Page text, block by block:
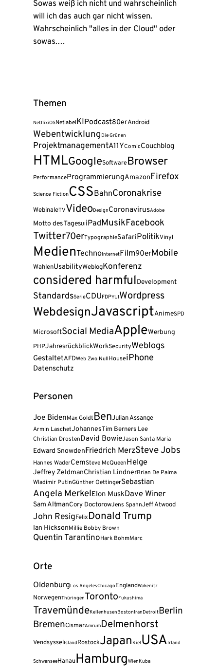
Sowas weiß ich nicht und wahrscheinlich
will ich das auch gar nicht wissen.
Wahrscheinlich "alles in der Cloud" oder
sowas.…
Themen
NetflixiOSNetlabelKIPodcast80erAndroid
Webentwicklung Die Grünen
ProjektmanagementA11YComicCouchblog
HTMLGoogleSoftwareBrowser
PerformanceProgrammierungAmazonFirefox
Science FictionCSSBahnCoronakrise
WebinaleTVVideoDesignCoronavirusAdobe
Motto des TagesUIiPadMusikFacebook
Twitter70erTypographieSafariPolitikVinyl
MedienTechnoInternetFilm90erMobile
WahlenUsabilityWeblogKonferenz
considered harmfulDevelopment
StandardsSerieCDUFDPYUIWordpress
WebdesignJavascriptAnimeSPD
MicrosoftSocial MediaAppleWerbung
PHPJahresrückblickWorkSecurityWeblogs
GestaltetAFDWeb Zwo NullHouseiPhone
Datenschutz
Personen
Joe BidenMax GoldtBenJulian Assange
Armin LaschetJohannesTim Berners Lee
Christian DrostenDavid BowieJason Santa Maria
Edward SnowdenFriedrich MerzSteve Jobs
Hannes WaderCemSteve McQueenHelge
Jeffrey ZeldmanChristian LindnerBrian De Palma
Wladimir PutinGünther OettingerSebastian
Angela MerkelElon MuskDave Winer
Sam AltmanCory DoctorowJens SpahnJeff Atwood
John ResigFelixDonald Trump
Ian HicksonMillie Bobby Brown
Quentin TarantinoHark BohmMarc
Orte
OldenburgLos AngelesChicagoEnglandWakenitz
NorwegenThüringenTorontoFukushima
TravemündeKellenhusenBostonIranDetroitBerlin
BremenCismarAmrumDelmenhorst
VendsysselIslandRostockJapan Kiel USAIrland
SchwanseeHanauHamburgWienKuba